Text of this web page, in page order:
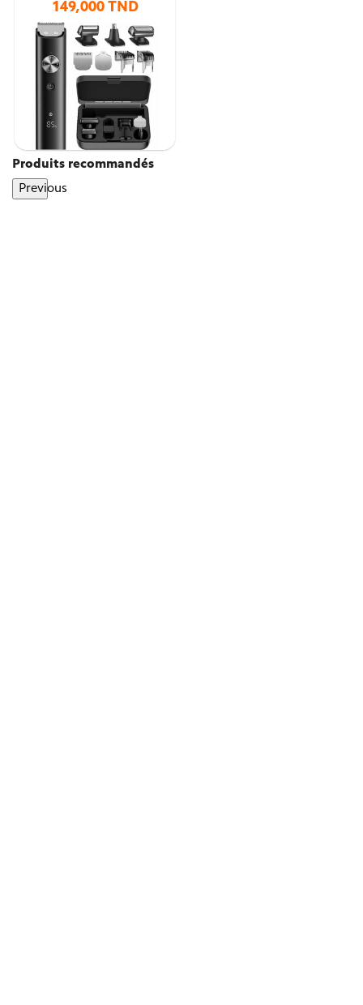
149,000 TND
Produits recommandés
Previous